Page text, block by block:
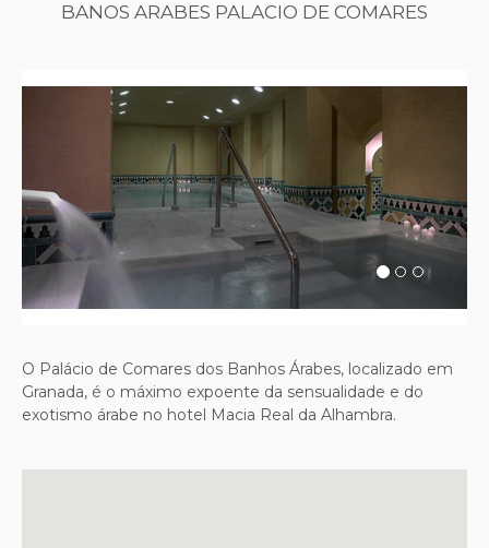
BANOS ARABES PALACIO DE COMARES
Previous Next
O Palácio de Comares dos Banhos Árabes, localizado em
Granada, é o máximo expoente da sensualidade e do
exotismo árabe no hotel Macia Real da Alhambra.